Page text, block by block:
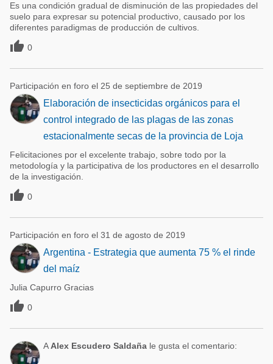
Es una condición gradual de disminución de las propiedades del
suelo para expresar su potencial productivo, causado por los
diferentes paradigmas de producción de cultivos.
 0
Participación en foro el 25 de septiembre de 2019
Elaboración de insecticidas orgánicos para el
control integrado de las plagas de las zonas
estacionalmente secas de la provincia de Loja
Felicitaciones por el excelente trabajo, sobre todo por la
metodología y la participativa de los productores en el desarrollo
de la investigación.
 0
Participación en foro el 31 de agosto de 2019
Argentina - Estrategia que aumenta 75 % el rinde
del maíz
Julia Capurro Gracias
 0
A Alex Escudero Saldaña le gusta el comentario: